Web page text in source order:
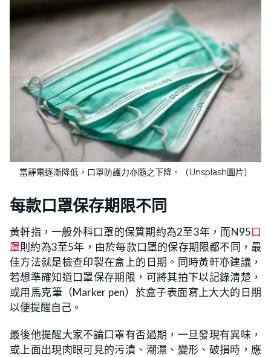
當靜電逐漸降低，口罩防護力亦隨之下降。（Unsplash圖片）
每款口罩保存期限不同
黃軒指，一般外科口罩的保質期約為2至3年，而N95口
罩則約為3至5年，由於每款口罩的保存期限都不同，最
佳方法就是檢查印製在盒上的日期。同時黃軒亦建議，
若想準確知道口罩保存期限，可將其拍下以記錄淸楚，
或用馬克筆（Marker pen）於盒子表面寫上大大的日期
以便提醒自己。
最後他提醒大家不論口罩有否過期，一旦發現有異味，
或上面出現肉眼可見的污漬、潮濕、變形、破損時，應